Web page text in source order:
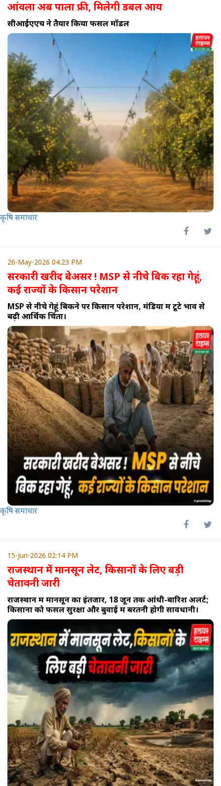
आंवला अब पाला फ्री, मिलेगी डबल आय
सीआईएएच ने तैयार किया फसल मॉडल
कृषि समाचार
26-May-2026 04:23 PM
सरकारी खरीद बेअसर ! MSP से नीचे बिक रहा गेहूं,
कई राज्यों के किसान परेशान
MSP से नीचे गेहूं बिकने पर किसान परेशान, मंडियों में टूटे भाव से
बढ़ी आर्थिक चिंता।
कृषि समाचार
15-Jun-2026 02:14 PM
राजस्थान में मानसून लेट, किसानों के लिए बड़ी
चेतावनी जारी
राजस्थान में मानसून का इंतजार, 18 जून तक आंधी-बारिश अलर्ट;
किसानों को फसल सुरक्षा और बुवाई में बरतनी होगी सावधानी।